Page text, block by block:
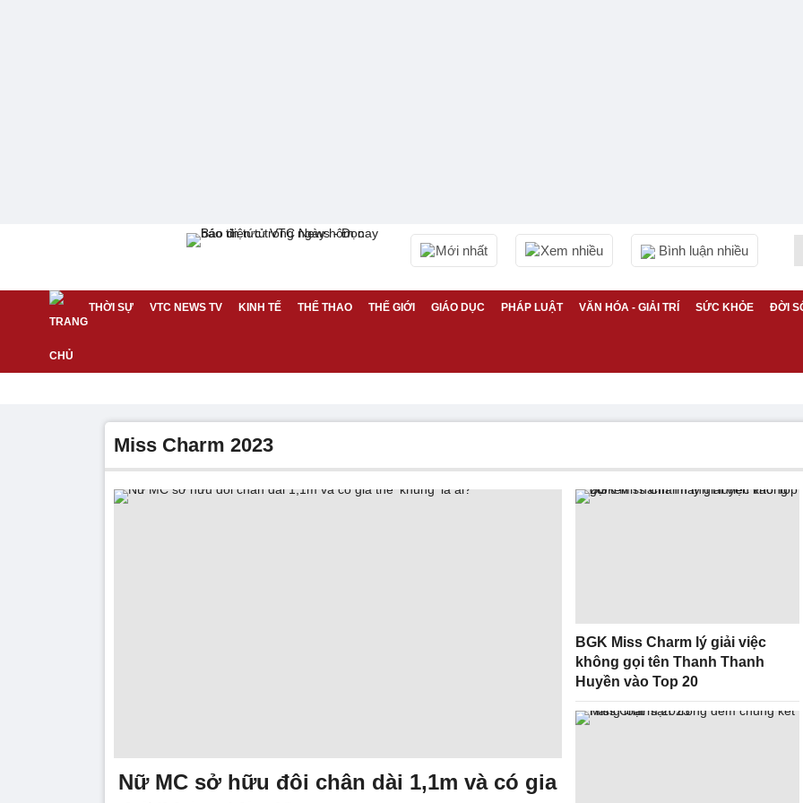
Mới nhất Xem nhiều Bình luận nhiều
THỜI SỰ VTC NEWS TV KINH TẾ THỂ THAO THẾ GIỚI GIÁO DỤC PHÁP LUẬT VĂN HÓA - GIẢI TRÍ SỨC KHỎE ĐỜI
Miss Charm 2023
Nữ MC sở hữu đôi chân dài 1,1m và có gia
BGK Miss Charm lý giải việc
không gọi tên Thanh Thanh
Huyền vào Top 20